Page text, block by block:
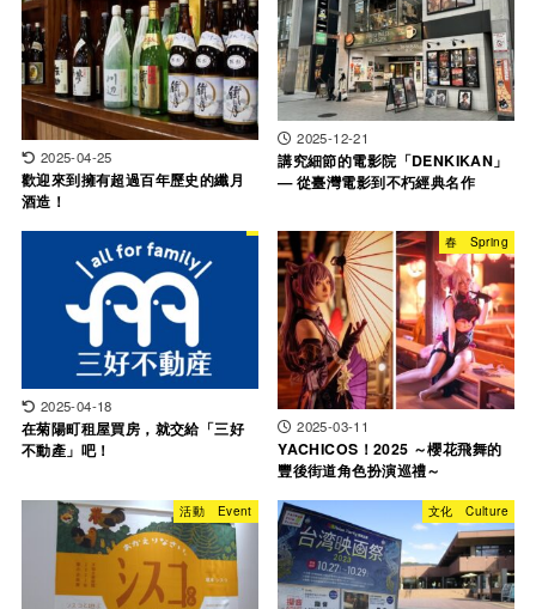
2025-04-25
歡迎來到擁有超過百年歷史的纖月
酒造！
2025-12-21
講究細節的電影院「DENKIKAN」
— 從臺灣電影到不朽經典名作
2025-04-18
在菊陽町租屋買房，就交給「三好
不動產」吧！
春 Spring
2025-03-11
YACHICOS！2025 ～櫻花飛舞的
豐後街道角色扮演巡禮～
活動 Event 文化 Culture